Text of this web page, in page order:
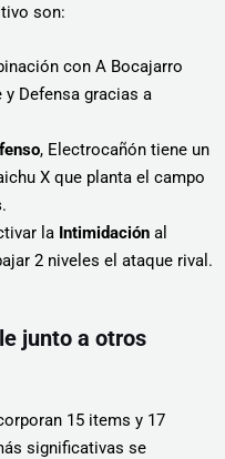
son:
con A Bocajarro
Defensa gracias a
, Electrocañón tiene un
X que planta el campo
.
la Intimidación al
2 niveles el ataque rival.
junto a otros
15 items y 17
significativas se